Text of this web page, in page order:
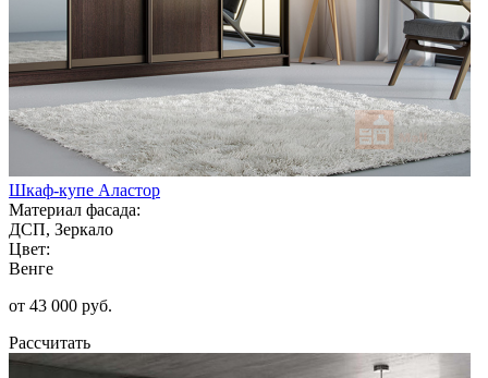
Шкаф-купе Аластор
Материал фасада:
ДСП, Зеркало
Цвет:
Венге
от 43 000 руб.
Рассчитать